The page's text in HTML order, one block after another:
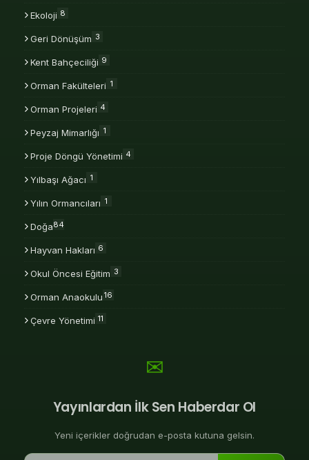
Ekoloji 8
Geri Dönüşüm 3
Kent Bahçeciliği 9
Orman Fakülteleri 1
Orman Projeleri 4
Peyzaj Mimarlığı 1
Proje Döngü Yönetimi 4
Yılbaşı Ağacı 1
Yılın Ormancıları 1
Doğa84
Hayvan Hakları 6
Okul Öncesi Eğitim 3
Orman Anaokulu 16
Çevre Yönetimi 11
✉
Yayınlardan İlk Sen Haberdar Ol
Yeni içerikler doğrudan e-posta kutuna gelsin.